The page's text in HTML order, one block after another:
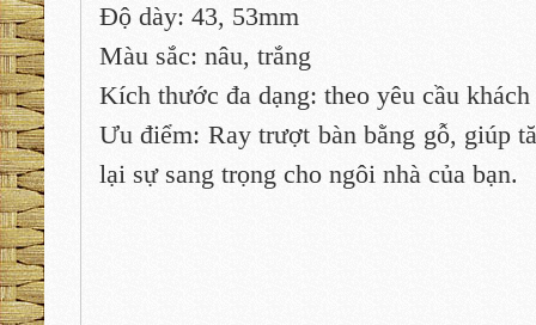
Độ dày: 43, 53mm
Màu sắc: nâu, trắng
Kích thước đa dạng: theo yêu cầu khách
Ưu điểm: Ray trượt bàn bằng gỗ, giúp
lại sự sang trọng cho ngôi nhà của bạn.